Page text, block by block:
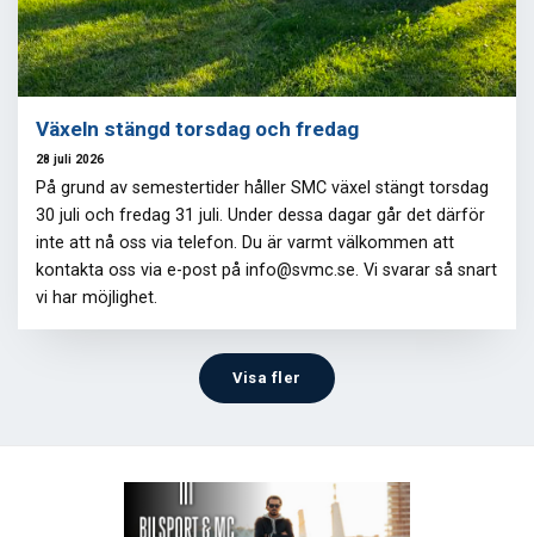
Växeln stängd torsdag och fredag
28 juli 2026
På grund av semestertider håller SMC växel stängt torsdag
30 juli och fredag 31 juli. Under dessa dagar går det därför
inte att nå oss via telefon. Du är varmt välkommen att
kontakta oss via e-post på info@svmc.se. Vi svarar så snart
vi har möjlighet.
Visa fler